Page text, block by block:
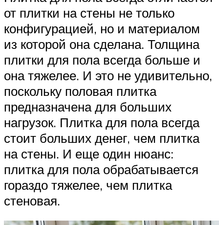
от плитки на стены не только
конфигурацией, но и материалом
из которой она сделана. Толщина
плитки для пола всегда больше и
она тяжелее. И это не удивительно,
поскольку половая плитка
предназначена для больших
нагрузок. Плитка для пола всегда
стоит больших денег, чем плитка
на стены. И еще один нюанс:
плитка для пола обрабатывается
гораздо тяжелее, чем плитка
стеновая.